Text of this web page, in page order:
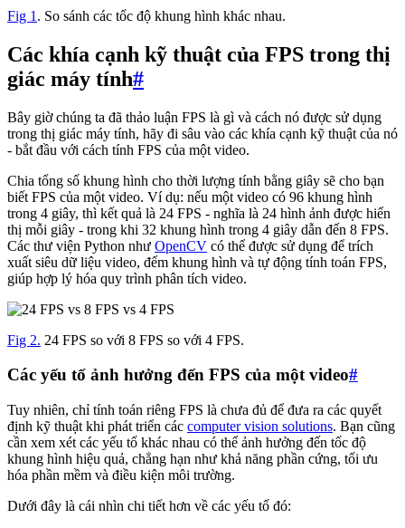
Fig 1 . So sánh các tốc độ khung hình khác nhau.
Các khía cạnh kỹ thuật của FPS trong thị
giác máy tính#
Bây giờ chúng ta đã thảo luận FPS là gì và cách nó được sử dụng
trong thị giác máy tính, hãy đi sâu vào các khía cạnh kỹ thuật của nó
- bắt đầu với cách tính FPS của một video.
Chia tổng số khung hình cho thời lượng tính bằng giây sẽ cho bạn
biết FPS của một video. Ví dụ: nếu một video có 96 khung hình
trong 4 giây, thì kết quả là 24 FPS - nghĩa là 24 hình ảnh được hiển
thị mỗi giây - trong khi 32 khung hình trong 4 giây dẫn đến 8 FPS.
Các thư viện Python như OpenCV có thể được sử dụng để trích
xuất siêu dữ liệu video, đếm khung hình và tự động tính toán FPS,
giúp hợp lý hóa quy trình phân tích video.
Fig 2. 24 FPS so với 8 FPS so với 4 FPS.
Các yếu tố ảnh hưởng đến FPS của một video#
Tuy nhiên, chỉ tính toán riêng FPS là chưa đủ để đưa ra các quyết
định kỹ thuật khi phát triển các computer vision solutions. Bạn cũng
cần xem xét các yếu tố khác nhau có thể ảnh hưởng đến tốc độ
khung hình hiệu quả, chẳng hạn như khả năng phần cứng, tối ưu
hóa phần mềm và điều kiện môi trường.
Dưới đây là cái nhìn chi tiết hơn về các yếu tố đó: